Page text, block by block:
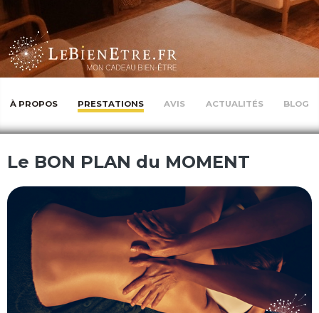
À PROPOS PRESTATIONS AVIS ACTUALITÉS BLOG
Le BON PLAN du MOMENT